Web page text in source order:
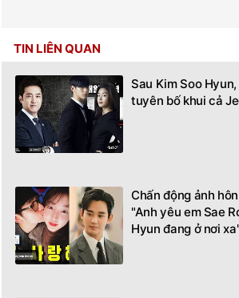
TIN LIÊN QUAN
Sau Kim Soo
tuyên bố khui cả
Chấn động ảnh
"Anh yêu em Sae
Hyun đang ở nơi